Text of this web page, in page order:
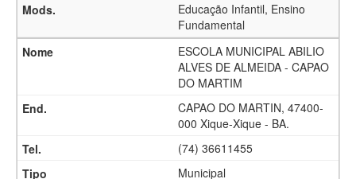
Educação Infantil, Ensino
Fundamental
ESCOLA MUNICIPAL ABILIO
ALVES DE ALMEIDA - CAPAO
DO MARTIM
CAPAO DO MARTIN, 47400-
000 Xique-Xique - BA.
(74) 36611455
Municipal